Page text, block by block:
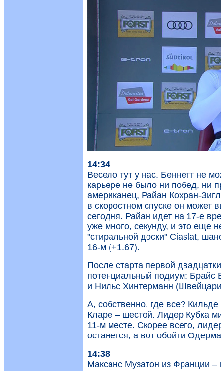
14:34
Весело тут у нас. Беннетт не
карьере не было ни побед, ни
американец, Райан Кохран-
в скоростном спуске он может
сегодня. Райан идет на 17-е
уже много, секунду, и это еще
"стиральной доски" Ciaslat,
16-м (+1.67).
После старта первой
потенциальный подиум:
и Нильс Хинтерманн
А, собственно, где все?
Кларе – шестой. Лидер Кубка
11-м месте. Скорее всего,
останется, а вот обойти
14:38
Максанс Музатон из Франции –